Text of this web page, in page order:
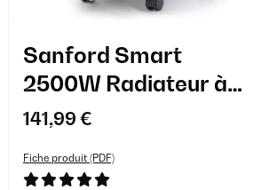
Sanford Smart
2500W Radiateur à
Bain d'Huile 11
141,99 €
Fiche produit (PDF)